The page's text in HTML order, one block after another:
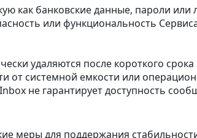
как банковские данные, пароли или
или функциональность
удаляются после короткого срока
от системной емкости или
не гарантирует доступность
меры для поддержания